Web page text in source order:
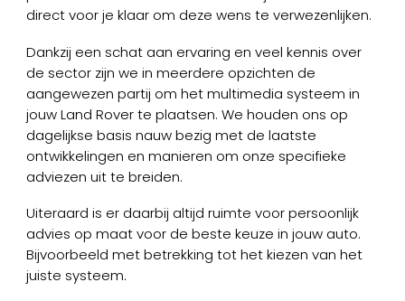
direct voor je klaar om deze wens te verwezenlijken.
Dankzij een schat aan ervaring en veel kennis over
de sector zijn we in meerdere opzichten de
aangewezen partij om het multimedia systeem in
jouw Land Rover te plaatsen. We houden ons op
dagelijkse basis nauw bezig met de laatste
ontwikkelingen en manieren om onze specifieke
adviezen uit te breiden.
Uiteraard is er daarbij altijd ruimte voor persoonlijk
advies op maat voor de beste keuze in jouw auto.
Bijvoorbeeld met betrekking tot het kiezen van het
juiste systeem.